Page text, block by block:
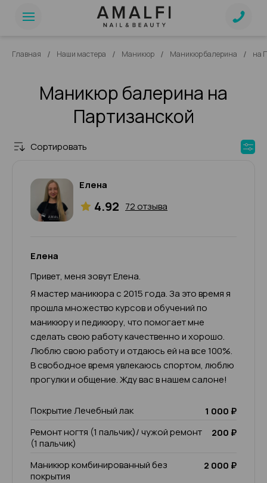
Главная / Наши мастера / Маникюр / Маникюр балерина / на
Маникюр балерина на
Партизанской
Сортировать
Елена
4.92 72 отзыва
Елена
Привет, меня зовут Елена.
Я мастер маникюра с 2015 года. За это время я
прошла множество курсов и обучений по
маникюру и педикюру, что помогает мне
сделать свою работу качественно и хорошо.
Люблю свою работу и отдаюсь ей на все 100%.
В свободное время увлекаюсь спортом, люблю
прогулки и общение. Жду вас в нашем салоне!
Покрытие Лечебный лак
1 000 ₽
Ремонт ногтя (1 пальчик)/ чужой ремонт
(1 пальчик)
200 ₽
Маникюр комбинированный без
покрытия
2 000 ₽